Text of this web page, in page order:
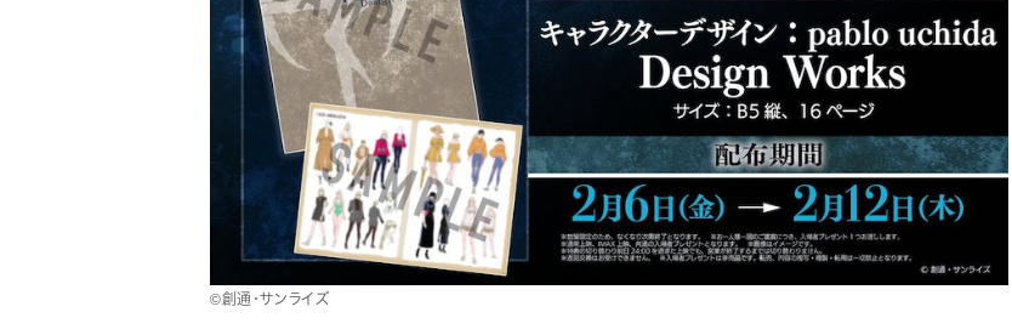
©創通・サンライズ